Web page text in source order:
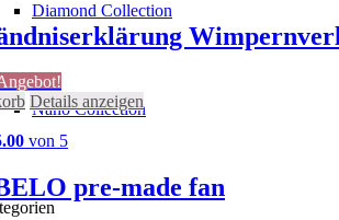
Diamond Collection
Nano Collection
€.
Details anzeigen
von 5
pre-made fan